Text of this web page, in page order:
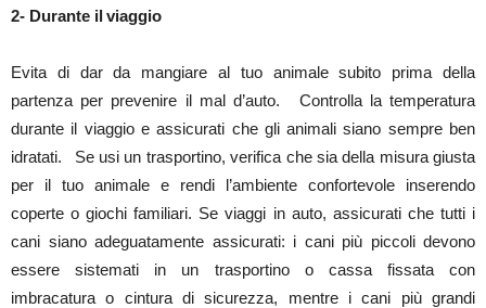
2- Durante il viaggio
Evita di dar da mangiare al tuo animale subito prima della
partenza per prevenire il mal d’auto. Controlla la temperatura
durante il viaggio e assicurati che gli animali siano sempre ben
idratati. Se usi un trasportino, verifica che sia della misura giusta
per il tuo animale e rendi l’ambiente confortevole inserendo
coperte o giochi familiari. Se viaggi in auto, assicurati che tutti i
cani siano adeguatamente assicurati: i cani più piccoli devono
essere sistemati in un trasportino o cassa fissata con
imbracatura o cintura di sicurezza, mentre i cani più grandi